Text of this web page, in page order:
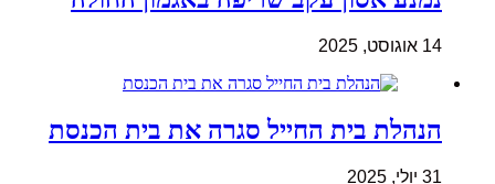
14 אוגוסט, 2025
הנהלת בית החייל סגרה את בית הכנסת
31 יולי, 2025